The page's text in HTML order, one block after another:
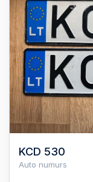
KCD 530
Auto numurs